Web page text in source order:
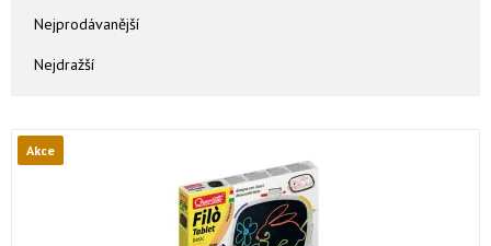
Nejprodávanější
Nejdražší
Akce